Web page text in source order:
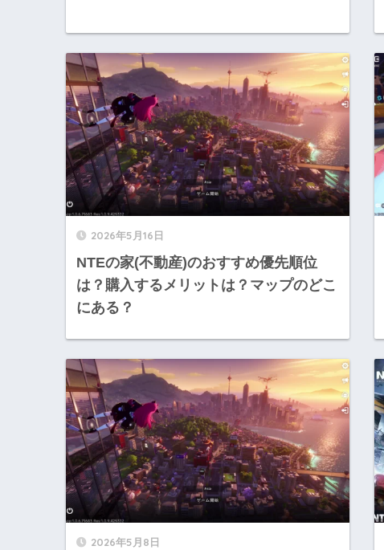
2026年5月16日
NTEの家(不動産)のおすすめ優先順位
は？購入するメリットは？マップのどこ
にある？
2026年5月8日